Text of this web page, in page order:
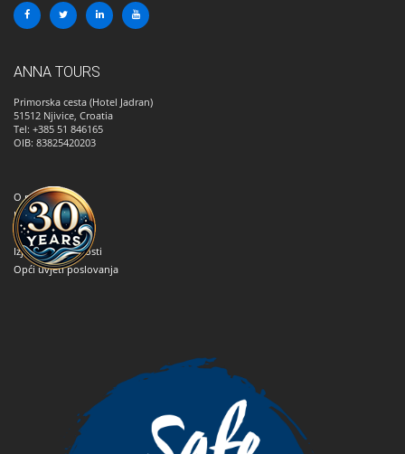
ANNA TOURS
Primorska cesta (Hotel Jadran)
51512 Njivice, Croatia
Tel: +385 51 846165
OIB: 83825420203
O nama
Kako rezervirati
Kontaktirajte nas
Izjava o privatnosti
Opći uvjeti poslovanja